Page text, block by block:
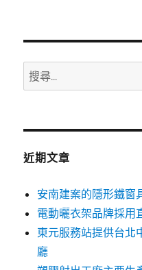
搜
尋
鍵
近期文章
安南建案的隱形鐵窗
電動曬衣架品牌採用
東元服務站提供台北
廳